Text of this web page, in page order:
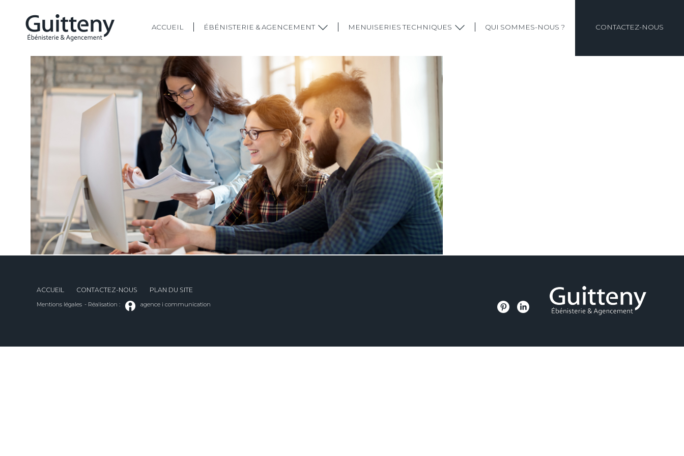
ACCUEIL ÉBÉNISTERIE & AGENCEMENT MENUISERIES TECHNIQUES QUI SOMMES-NOUS ? CONTACTEZ-NOUS
ACCUEIL CONTACTEZ-NOUS PLAN DU SITE
Mentions légales - Réalisation : agence i communication